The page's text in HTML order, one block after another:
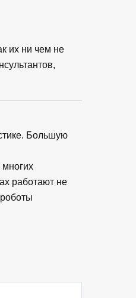
их ни чем не
Большую
многих
работают не